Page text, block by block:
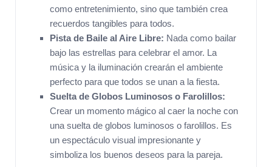
como entretenimiento, sino que también crea
recuerdos tangibles para todos.
Pista de Baile al Aire Libre: Nada como bailar
bajo las estrellas para celebrar el amor. La
música y la iluminación crearán el ambiente
perfecto para que todos se unan a la fiesta.
Suelta de Globos Luminosos o Farolillos:
Crear un momento mágico al caer la noche con
una suelta de globos luminosos o farolillos. Es
un espectáculo visual impresionante y
simboliza los buenos deseos para la pareja.